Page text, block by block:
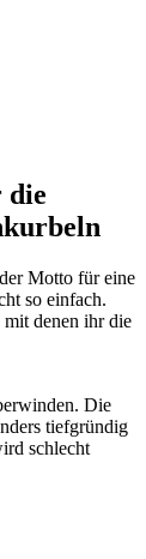
die
Motto für eine
so einfach.
denen ihr die
Die
tiefgründig
schlecht